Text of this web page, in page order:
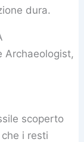
dura.
Archaeologist,
scoperto
i resti